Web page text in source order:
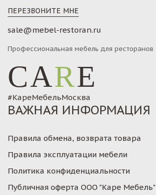
ПЕРЕЗВОНИТЕ МНЕ
sale@mebel-restoran.ru
Профессиональная мебель для ресторанов
CARE
#КареМебельМосква
ВАЖНАЯ ИНФОРМАЦИЯ
Правила обмена, возврата товара
Правила эксплуатации мебели
Политика конфиденциальности
Публичная оферта ООО "Каре Мебель"